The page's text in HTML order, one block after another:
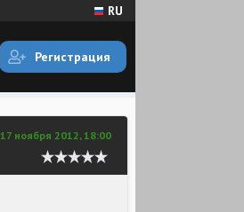
RU
Регистрация
17 ноября 2012, 18:00